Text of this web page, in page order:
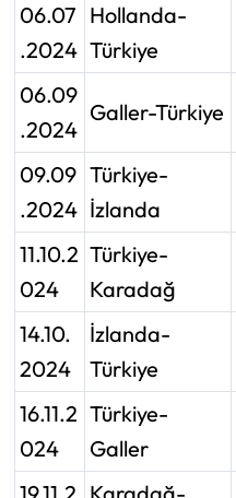
06.07
.2024
Hollanda-
Türkiye
06.09
.2024
Galler-Türkiye
09.09
.2024
Türkiye-
İzlanda
11.10.2
024
Türkiye-
Karadağ
14.10.
2024
İzlanda-
Türkiye
16.11.2
024
Türkiye-
Galler